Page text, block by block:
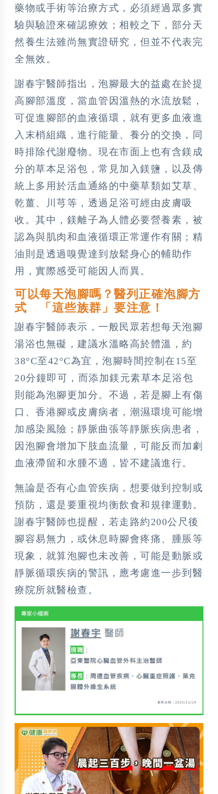
藥物或手術等治療方式，必須經過眾多實
驗與驗證來確認療效；相較之下，部分天
然養生法雖尚無實證研究，但並不代表完
全無效。
謝春宇醫師指出，泡腳最大的益處在於提
高腳部溫度，當血管因溫熱的水流放鬆，
可促進腳部的血液循環，就有更多血液進
入末梢組織，進行能量、養分的交換，同
時排除代謝廢物。現在市面上也有含鎂成
分的草本足浴包，常見加入鎂鹽，以及傳
統上多用於活血通絡的中藥草類如艾草、
乾薑、川芎等，透過足浴可經由皮膚吸
收。其中，鎂離子為人體必要營養素，被
認為與肌肉和血液循環正常運作有關；精
油則是透過嗅覺達到放鬆身心的輔助作
用，實際感受可能因人而異。
可以每天泡腳嗎？醫列正確泡腳方
式 「這些族群」要注意！
謝春宇醫師表示，一般民眾若想每天泡腳
湯浴也無礙，建議水溫略高於體溫，約
38°C至42°C為宜，泡腳時間控制在15至
20分鐘即可，而添加鎂元素草本足浴包
則能為泡腳更加分。不過，若是腳上有傷
口、香港腳或皮膚病者，潮濕環境可能增
加感染風險；靜脈曲張等靜脈疾病患者，
因泡腳會增加下肢血流量，可能反而加劇
血液滯留和水腫不適，皆不建議進行。
無論是否有心血管疾病，想要做到控制或
預防，還是要重視均衡飲食和規律運動。
謝春宇醫師也提醒，若走路約200公尺後
腳容易無力，或休息時腳會疼痛、腫脹等
現象，就算泡腳也未改善，可能是動脈或
靜脈循環疾病的警訊，應考慮進一步到醫
療院所就醫檢查。